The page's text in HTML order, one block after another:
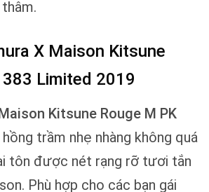
X Maison Kitsune
383 Limited 2019
Kitsune Rouge M PK
trầm nhẹ nhàng không quá
tôn được nét rạng rỡ tươi tắn
Phù hợp cho các bạn gái